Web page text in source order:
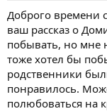
Доброго времени
ваш рассказ о
побывать, но мне
тоже хотел бы
родственники
понравилось.
полюбоваться на